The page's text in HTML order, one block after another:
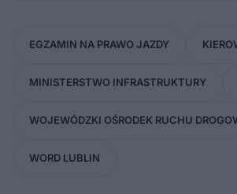
EGZAMIN NA PRAWO JAZDY
MINISTERSTWO INFRASTRUKTURY
WOJEWÓDZKI OŚRODEK RUCHU
WORD LUBLIN